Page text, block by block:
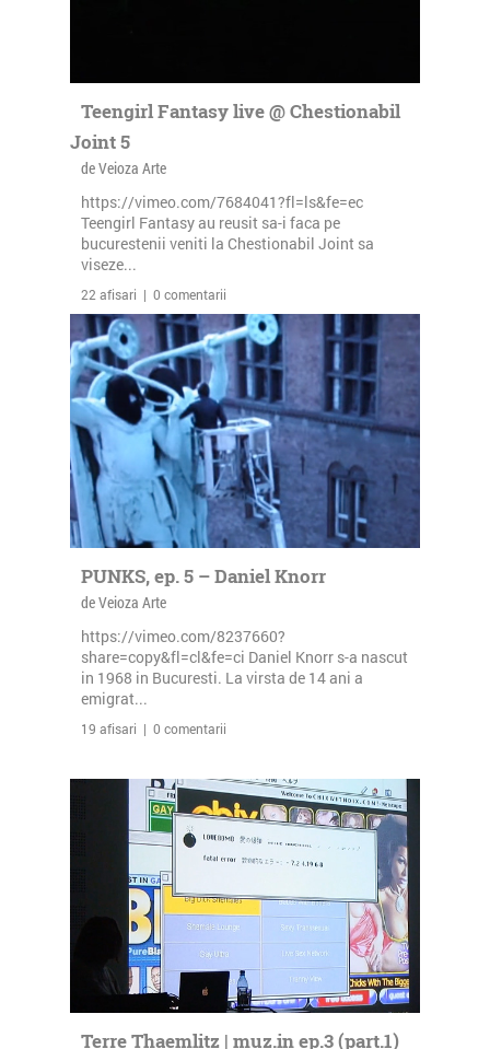
Teengirl Fantasy live @ Chestionabil
Joint 5
de Veioza Arte
https://vimeo.com/7684041?fl=ls&fe=ec
Teengirl Fantasy au reusit sa-i faca pe
bucurestenii veniti la Chestionabil Joint sa
viseze...
22 afisari | 0 comentarii
PUNKS, ep. 5 – Daniel Knorr
de Veioza Arte
https://vimeo.com/8237660?
share=copy&fl=cl&fe=ci Daniel Knorr s-a nascut
in 1968 in Bucuresti. La virsta de 14 ani a
emigrat...
19 afisari | 0 comentarii
Terre Thaemlitz | muz.in ep.3 (part.1)